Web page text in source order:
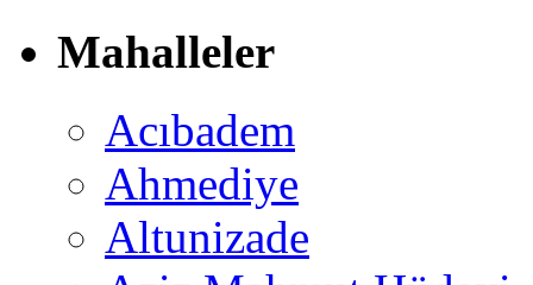
Mahalleler
Acıbadem
Ahmediye
Altunizade